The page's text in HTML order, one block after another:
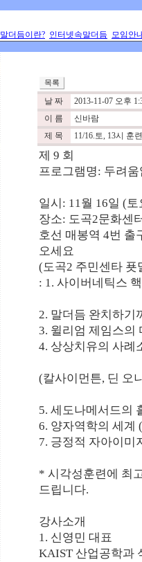
말더듬이란? 인터넷속말더듬 모임안
날 짜
2013-11-07 오후
이 름
신바람
제 목
11/16.토, 13시 훈
제 9 회
프로그램명: 두려
일시: 11월 16일 (
장소: 도곡2문화센
호선 매봉역 4번 출
오세요
(도곡2 주민센타 푯
: 1. 사이버네틱스
2. 말더듬 완치하기
3. 윌리엄 제임스의
4. 상상치유의 사
(칼사이먼튼, 딘 오
5. 세도나메서드의
6. 양자역학의 세계
7. 긍정적 자아이미
* 시각성훈련에 최
드립니다.
강사소개
1. 신영민 대표
KAIST 산업공학과